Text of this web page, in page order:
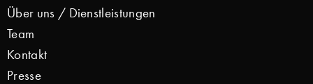
Über uns / Dienstleistungen
Team
Kontakt
Presse